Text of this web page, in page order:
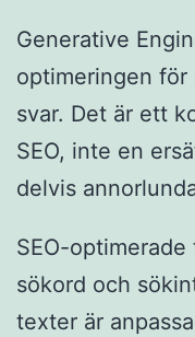
Generative
optimeringen för
svar. Det är ett
SEO, inte en
delvis
SEO-
sökord och
texter är